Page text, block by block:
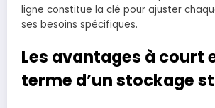
ligne constitue la clé pour ajuster
ses besoins spécifiques.
Les avantages à court
terme d’un stockage